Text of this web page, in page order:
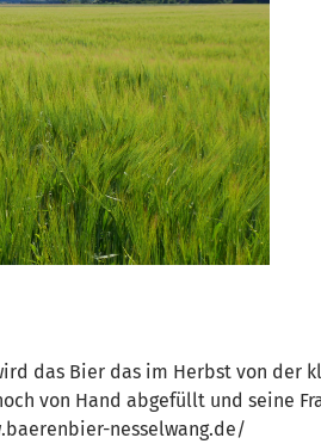
das Bier das im Herbst von der
von Hand abgefüllt und seine
nesselwang.de/